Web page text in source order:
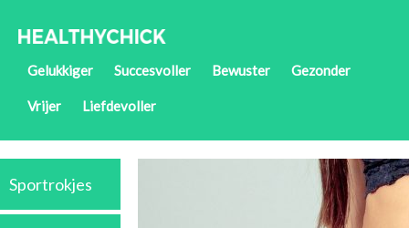
Gelukkiger Succesvoller Bewuster Gezonder
Vrijer Liefdevoller
Sportrokjes